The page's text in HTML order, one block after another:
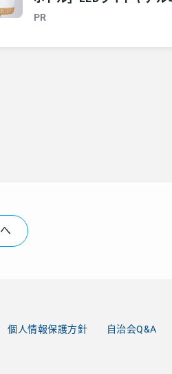
東京多摩のご近所情報 – レ
PR
個人情報保護方針 自治会Q&A